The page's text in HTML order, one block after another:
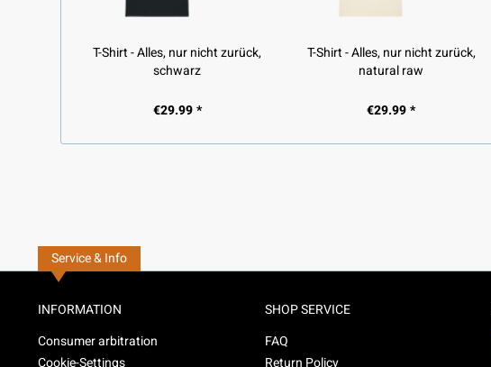
T-Shirt - Alles, nur nicht zurück,
schwarz
€29.99 *
T-Shirt - Alles, nur nicht zurück,
natural raw
€29.99 *
Service & Info
INFORMATION
Consumer arbitration
Cookie-Settings
SHOP SERVICE
FAQ
Return Policy